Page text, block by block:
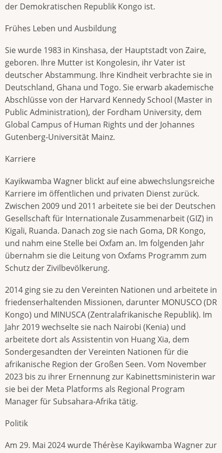
der Demokratischen Republik Kongo ist.
Frühes Leben und Ausbildung
Sie wurde 1983 in Kinshasa, der Hauptstadt von Zaire,
geboren. Ihre Mutter ist Kongolesin, ihr Vater ist
deutscher Abstammung. Ihre Kindheit verbrachte sie in
Deutschland, Ghana und Togo. Sie erwarb akademische
Abschlüsse von der Harvard Kennedy School (Master in
Public Administration), der Fordham University, dem
Global Campus of Human Rights und der Johannes
Gutenberg-Universität Mainz.
Karriere
Kayikwamba Wagner blickt auf eine abwechslungsreiche
Karriere im öffentlichen und privaten Dienst zurück.
Zwischen 2009 und 2011 arbeitete sie bei der Deutschen
Gesellschaft für Internationale Zusammenarbeit (GIZ) in
Kigali, Ruanda. Danach zog sie nach Goma, DR Kongo,
und nahm eine Stelle bei Oxfam an. Im folgenden Jahr
übernahm sie die Leitung von Oxfams Programm zum
Schutz der Zivilbevölkerung.
2014 ging sie zu den Vereinten Nationen und arbeitete in
friedenserhaltenden Missionen, darunter MONUSCO (DR
Kongo) und MINUSCA (Zentralafrikanische Republik). Im
Jahr 2019 wechselte sie nach Nairobi (Kenia) und
arbeitete dort als Assistentin von Huang Xia, dem
Sondergesandten der Vereinten Nationen für die
afrikanische Region der Großen Seen. Vom November
2023 bis zu ihrer Ernennung zur Kabinettsministerin war
sie bei der Meta Platforms als Regional Program
Manager für Subsahara-Afrika tätig.
Politik
Am 29. Mai 2024 wurde Thérèse Kayikwamba Wagner zur